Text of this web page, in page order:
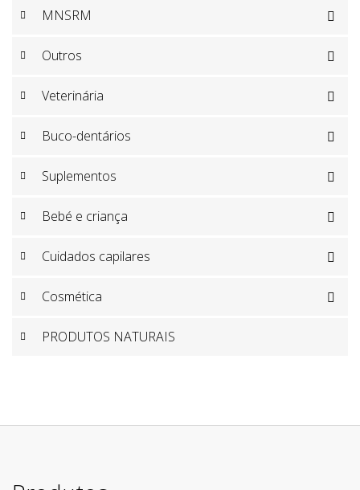
MNSRM 
Outros 
Veterinária 
Buco-dentários 
Suplementos 
Bebé e criança 
Cuidados capilares 
Cosmética 
PRODUTOS NATURAIS